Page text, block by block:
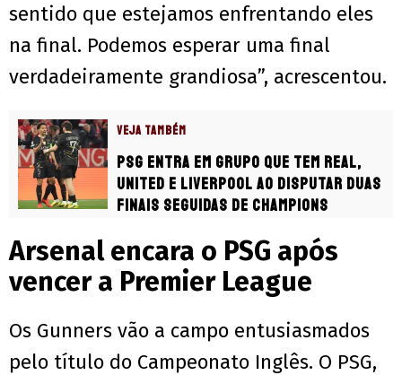
sentido que estejamos enfrentando eles
na final. Podemos esperar uma final
verdadeiramente grandiosa”, acrescentou.
VEJA TAMBÉM
PSG entra em grupo que tem Real,
United e Liverpool ao disputar duas
finais seguidas de Champions
Arsenal encara o PSG após
vencer a Premier League
Os Gunners vão a campo entusiasmados
pelo título do Campeonato Inglês. O PSG,